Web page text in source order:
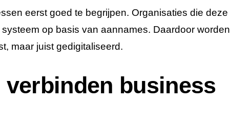
eerst goed te begrijpen. Organisaties die deze
op basis van aannames. Daardoor worden
maar juist gedigitaliseerd.
business